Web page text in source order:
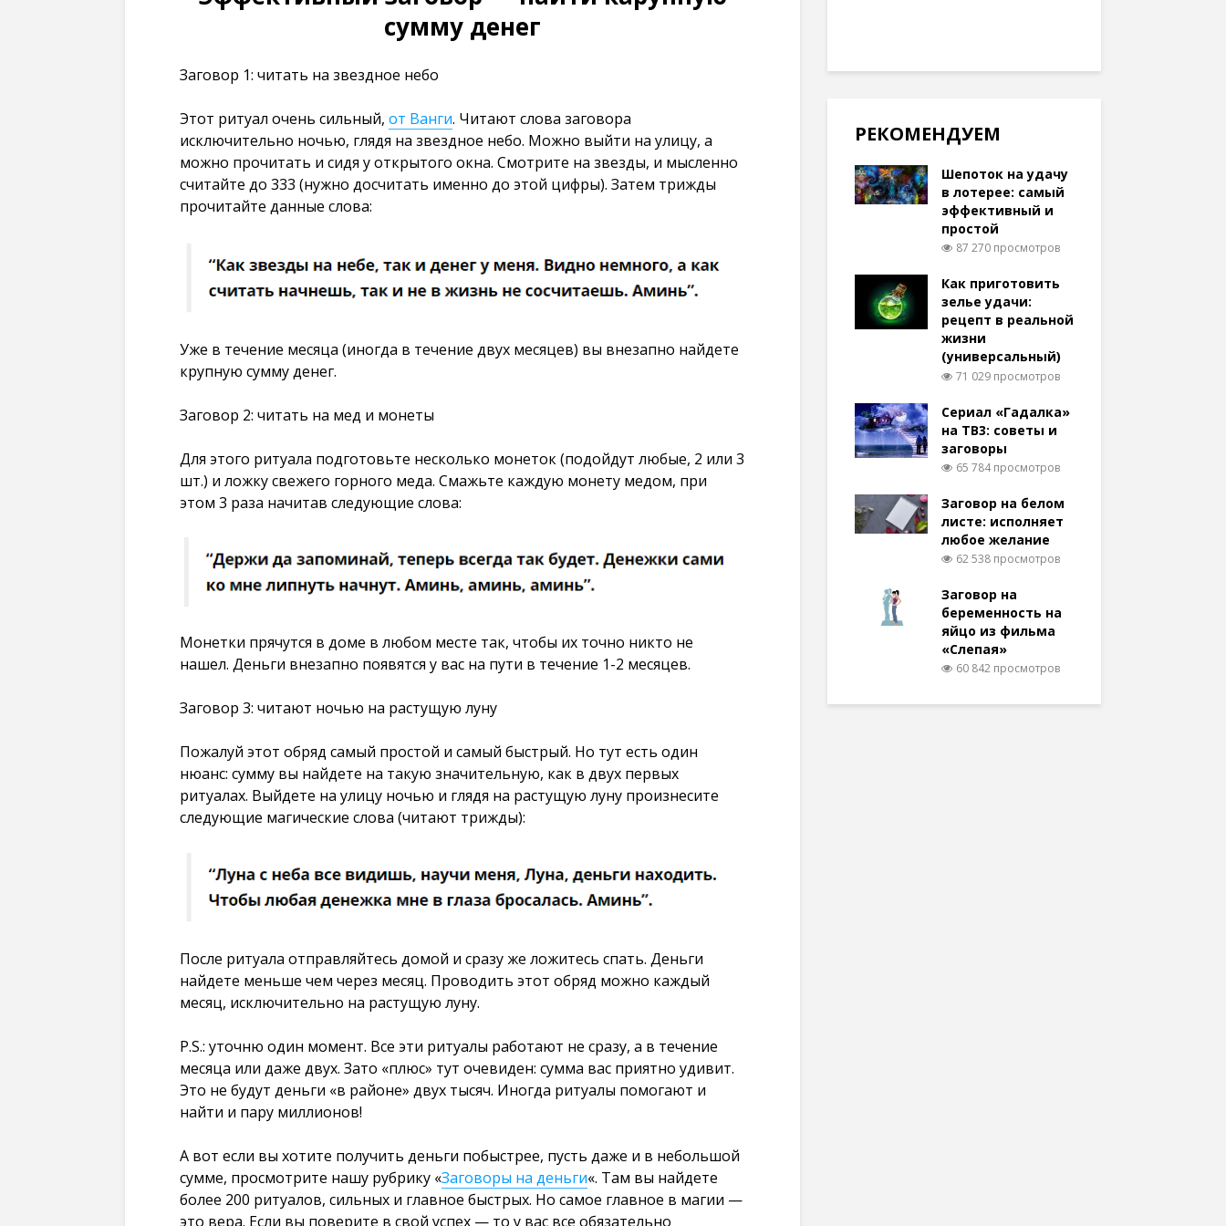
сумму денег
Заговор 1: читать на звездное небо
Этот ритуал очень сильный, от Ванги. Читают слова заговора
исключительно ночью, глядя на звездное небо. Можно выйти на улицу, а
можно прочитать и сидя у открытого окна. Смотрите на звезды, и мысленно
считайте до 333 (нужно досчитать именно до этой цифры). Затем трижды
прочитайте данные слова:
Уже в течение месяца (иногда в течение двух месяцев) вы внезапно найдете
крупную сумму денег.
Заговор 2: читать на мед и монеты
Для этого ритуала подготовьте несколько монеток (подойдут любые, 2 или 3
шт.) и ложку свежего горного меда. Смажьте каждую монету медом, при
этом 3 раза начитав следующие слова:
Монетки прячутся в доме в любом месте так, чтобы их точно никто не
нашел. Деньги внезапно появятся у вас на пути в течение 1-2 месяцев.
Заговор 3: читают ночью на растущую луну
Пожалуй этот обряд самый простой и самый быстрый. Но тут есть один
нюанс: сумму вы найдете на такую значительную, как в двух первых
ритуалах. Выйдете на улицу ночью и глядя на растущую луну произнесите
следующие магические слова (читают трижды):
После ритуала отправляйтесь домой и сразу же ложитесь спать. Деньги
найдете меньше чем через месяц. Проводить этот обряд можно каждый
месяц, исключительно на растущую луну.
P.S.: уточню один момент. Все эти ритуалы работают не сразу, а в течение
месяца или даже двух. Зато «плюс» тут очевиден: сумма вас приятно удивит.
Это не будут деньги «в районе» двух тысяч. Иногда ритуалы помогают и
найти и пару миллионов!
А вот если вы хотите получить деньги побыстрее, пусть даже и в небольшой
сумме, просмотрите нашу рубрику «Заговоры на деньги«. Там вы найдете
более 200 ритуалов, сильных и главное быстрых. Но самое главное в магии —
это вера. Если вы поверите в свой успех — то у вас все обязательно
просмотров
РЕКОМЕНДУЕМ
Шепоток на удачу
в лотерее: самый
эффективный и
простой
87 270 просмотров
Как приготовить
зелье удачи:
рецепт в реальной
жизни
(универсальный)
71 029 просмотров
Сериал «Гадалка»
на ТВ3: советы и
заговоры
65 784 просмотров
Заговор на белом
листе: исполняет
любое желание
62 538 просмотров
Заговор на
беременность на
яйцо из фильма
«Слепая»
60 842 просмотров